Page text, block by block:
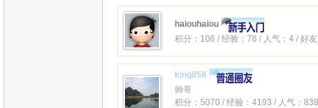
haiouhaiou
积分：106 / 经验：76 / 人气：4 / 好
king858
帅哥
积分：5070 / 经验：4193 / 人气：